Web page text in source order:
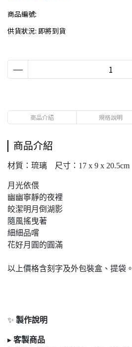
商品編號:
供貨狀況: 即將到貨
商品介紹 規格說明
商品介紹
材質：琉璃 尺寸：17 x 9 x 20.5cm
月光依偎
幽幽寧靜的夜裡
皎潔明月倒湖影
隨風搖曳著
細細品嚐
花好月圓的圓滿
以上價格含刻字及外包裝盒、提袋。
✨ 製作說明
▸ 客製商品